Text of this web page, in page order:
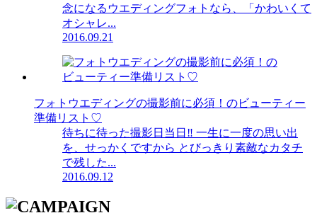
念になるウエディングフォトなら、「かわいくて
オシャレ...
2016.09.21
フォトウエディングの撮影前に必須！のビューティー
準備リスト♡
待ちに待った撮影日当日‼︎ 一生に一度の思い出
を、せっかくですから とびっきり素敵なカタチ
で残した...
2016.09.12